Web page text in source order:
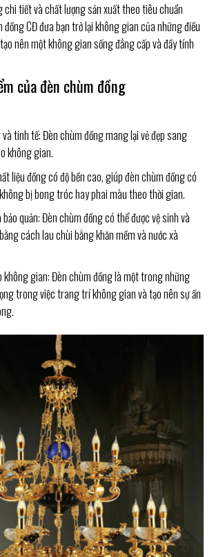
tiết và chất lượng sản xuất theo tiêu chuẩn
đồng CĐ đưa bạn trở lại không gian của những điều
nên một không gian sống đẳng cấp và đầy tính
của đèn chùm đồng
tinh tế: Đèn chùm đồng mang lại vẻ đẹp sang
không gian.
liệu đồng có độ bền cao, giúp đèn chùm đồng có
bị bong tróc hay phai màu theo thời gian.
quản: Đèn chùm đồng có thể được vệ sinh và
cách lau chùi bằng khăn mềm và nước xà
không gian: Đèn chùm đồng là một trong những
trong việc trang trí không gian và tạo nên sự ấn